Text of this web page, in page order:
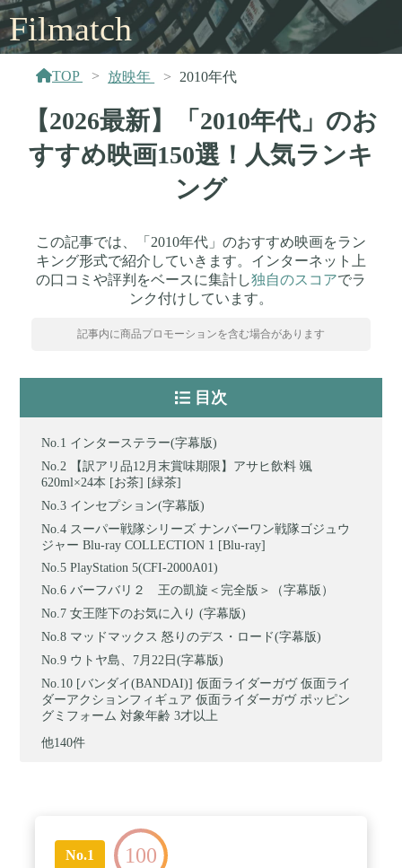
Filmatch
TOP 放映年 2010年代
【2026最新】「2010年代」のお
すすめ映画150選！人気ランキ
ング
この記事では、「2010年代」のおすすめ映画をラン
キング形式で紹介していきます。インターネット上
の口コミや評判をベースに集計し独自のスコアでラ
ンク付けしています。
記事内に商品プロモーションを含む場合があります
目次
インターステラー(字幕版)
【訳アリ品12月末賞味期限】アサヒ飲料 颯
620ml×24本 [お茶] [緑茶]
インセプション(字幕版)
スーパー戦隊シリーズ ナンバーワン戦隊ゴジュウ
ジャー Blu-ray COLLECTION 1 [Blu-ray]
PlayStation 5(CFI-2000A01)
バーフバリ２ 王の凱旋＜完全版＞（字幕版）
女王陛下のお気に入り (字幕版)
マッドマックス 怒りのデス・ロード(字幕版)
ウトヤ島、7月22日(字幕版)
[バンダイ(BANDAI)] 仮面ライダーガヴ 仮面ライ
ダーアクションフィギュア 仮面ライダーガヴ ポッピン
グミフォーム 対象年齢 3才以上
他140件
No.1 100